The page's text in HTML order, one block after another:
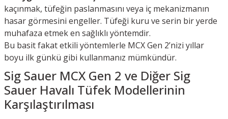
kaçınmak, tüfeğin paslanmasını veya iç mekanizmanın
hasar görmesini engeller. Tüfeği kuru ve serin bir yerde
muhafaza etmek en sağlıklı yöntemdir.
Bu basit fakat etkili yöntemlerle MCX Gen 2’nizi yıllar
boyu ilk günkü gibi kullanmanız mümkündür.
Sig Sauer MCX Gen 2 ve Diğer Sig
Sauer Havalı Tüfek Modellerinin
Karşılaştırılması